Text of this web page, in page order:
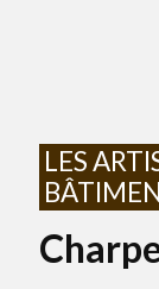
LES